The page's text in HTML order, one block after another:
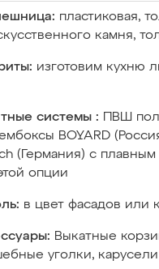
пластиковая,
камня,
изготовим кухню
системы :
ПВШ
BOYARD
(Германия) с
опции
в цвет фасадов или
Выкатные
уголки, карусели